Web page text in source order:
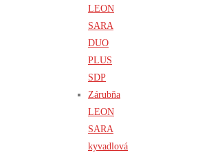
LEON
SARA
DUO
PLUS
SDP
Zárubňa
LEON
SARA
kyvadlová